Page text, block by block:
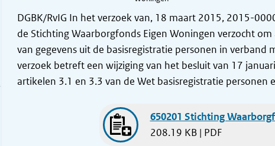
DGBK/RvIG In het verzoek van, 18 maart 2015, 2015-
de Stichting Waarborgfonds Eigen Woningen verzocht
van gegevens uit de basisregistratie personen in
verzoek betreft een wijziging van het besluit van 17
artikelen 3.1 en 3.3 van de Wet basisregistratie personen
650201 Stichting
208.19 KB | PDF